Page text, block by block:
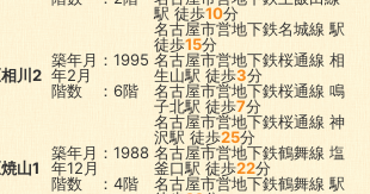
駅 徒歩10分
名古屋市営地下鉄名城線 駅
徒歩15分
川2
築年月：1995
年2月
階数 ：6階
名古屋市営地下鉄桜通線 相
生山駅 徒歩3分
名古屋市営地下鉄桜通線 鳴
子北駅 徒歩7分
名古屋市営地下鉄桜通線 神
沢駅 徒歩25分
山1
築年月：1988
年12月
階数 ：4階
名古屋市営地下鉄鶴舞線 塩
釜口駅 徒歩22分
名古屋市営地下鉄鶴舞線 駅